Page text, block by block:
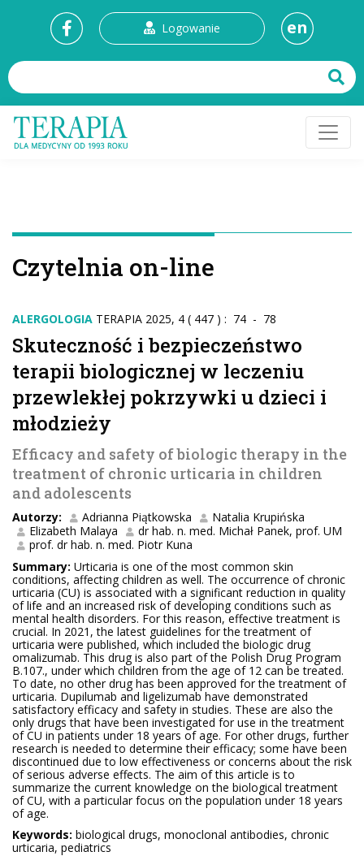
Logowanie en
Czytelnia on-line
ALERGOLOGIA TERAPIA 2025, 4 ( 447 ) : 74 - 78
Skuteczność i bezpieczeństwo
terapii biologicznej w leczeniu
przewlekłej pokrzywki u dzieci i
młodzieży
Efficacy and safety of biologic therapy in the
treatment of chronic urticaria in children
and adolescents
Autorzy: Adrianna Piątkowska
Natalia Krupińska
Elizabeth Malaya
dr hab. n. med. Michał Panek, prof. UM
prof. dr hab. n. med. Piotr Kuna
Summary: Urticaria is one of the most common skin
conditions, affecting children as well. The occurrence of chronic
urticaria (CU) is associated with a significant reduction in quality
of life and an increased risk of developing conditions such as
mental health disorders. For this reason, effective treatment is
crucial. In 2021, the latest guidelines for the treatment of
urticaria were published, which included the biologic drug
omalizumab. This drug is also part of the Polish Drug Program
B.107., under which children from the age of 12 can be treated.
To date, no other drug has been approved for the treatment of
urticaria. Dupilumab and ligelizumab have demonstrated
satisfactory efficacy and safety in studies. These are also the
only drugs that have been investigated for use in the treatment
of CU in patients under 18 years of age. For other drugs, further
research is needed to determine their efficacy; some have been
discontinued due to low effectiveness or concerns about the risk
of serious adverse effects. The aim of this article is to
summarize the current knowledge on the biological treatment
of CU, with a particular focus on the population under 18 years
of age.
Keywords: biological drugs, monoclonal antibodies, chronic
urticaria, pediatrics